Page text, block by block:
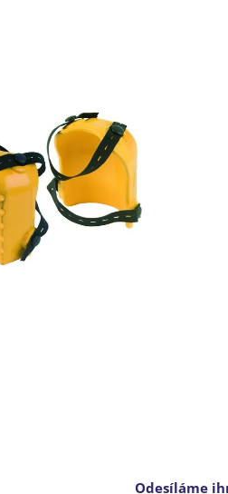
Odesíláme